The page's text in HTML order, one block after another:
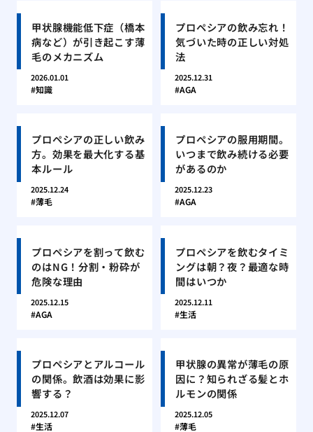
甲状腺機能低下症（橋本
病など）が引き起こす薄
毛のメカニズム
2026.01.01
知識
プロペシアの飲み忘れ！
気づいた時の正しい対処
法
2025.12.31
AGA
プロペシアの正しい飲み
方。効果を最大化する基
本ルール
2025.12.24
薄毛
プロペシアの服用期間。
いつまで飲み続ける必要
があるのか
2025.12.23
AGA
プロペシアを割って飲む
のはNG！分割・粉砕が
危険な理由
2025.12.15
AGA
プロペシアを飲むタイミ
ングは朝？夜？最適な時
間はいつか
2025.12.11
生活
プロペシアとアルコール
の関係。飲酒は効果に影
響する？
2025.12.07
生活
甲状腺の異常が薄毛の原
因に？知られざる髪とホ
ルモンの関係
2025.12.05
薄毛